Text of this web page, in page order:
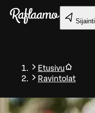
Siirry pääsisältöön
Sijainti
Etusivu
Ravintolat